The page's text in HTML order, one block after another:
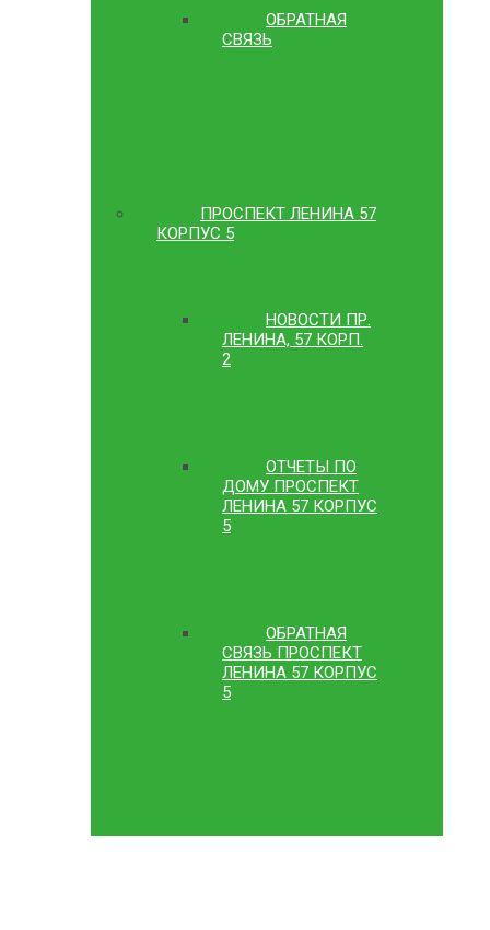
ОБРАТНАЯ
СВЯЗЬ
ПРОСПЕКТ ЛЕНИНА 57
КОРПУС 5
НОВОСТИ ПР.
ЛЕНИНА, 57 КОРП.
2
ОТЧЕТЫ ПО
ДОМУ ПРОСПЕКТ
ЛЕНИНА 57 КОРПУС
5
ОБРАТНАЯ
СВЯЗЬ ПРОСПЕКТ
ЛЕНИНА 57 КОРПУС
5